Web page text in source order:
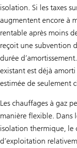
isolation. Si les taxes
augmentent encore à
rentable après moins
reçoit une subvention
durée
existant est déjà
estimée de seulement
Les chauffages à gaz
manière flexible. Dans
isolation thermique, le
d’exploitation